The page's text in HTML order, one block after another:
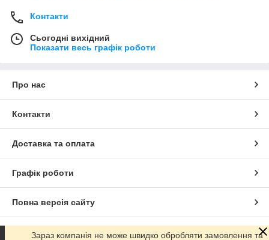
Контакти
Сьогодні вихідний
Показати весь графік роботи
Про нас
Контакти
Доставка та оплата
Графік роботи
Повна версія сайту
Сайт створено на маркетплейсі Prom.ua
Зараз компанія не може швидко обробляти замовлення та